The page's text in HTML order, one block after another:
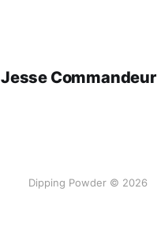
Jesse Commandeur
Dipping Powder © 2026